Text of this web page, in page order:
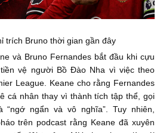
trích Bruno thời gian gần đây
và Bruno Fernandes bắt đầu khi cựu
vệ người Bồ Đào Nha vì việc theo
League. Keane cho rằng Fernandes
cá nhân thay vì thành tích tập thể, gọi
ngẩn và vô nghĩa”. Tuy nhiên,
trên podcast rằng Keane đã xuyên